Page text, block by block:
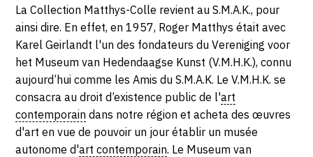
La Collection Matthys-Colle revient au S.M.A.K., pour
ainsi dire. En effet, en 1957, Roger Matthys était avec
Karel Geirlandt l'un des fondateurs du Vereniging voor
het Museum van Hedendaagse Kunst (V.M.H.K.), connu
aujourd’hui comme les Amis du S.M.A.K. Le V.M.H.K. se
consacra au droit d’existence public de l'art
contemporain dans notre région et acheta des œuvres
d'art en vue de pouvoir un jour établir un musée
autonome d'art contemporain. Le Museum van